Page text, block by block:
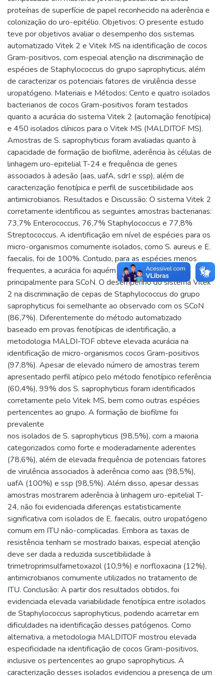
proteínas de superfície de papel reconhecido na aderência e
colonização do uro-epitélio. Objetivos: O presente estudo
teve por objetivos avaliar o desempenho dos sistemas
automatizado Vitek 2 e Vitek MS na identificação de cocos
Gram-positivos, com especial atenção na discriminação de
espécies de Staphylococcus do grupo saprophyticus, além
de caracterizar os potenciais fatores de virulência desse
uropatógeno. Materiais e Métodos: Cento e quatro isolados
bacterianos de cocos Gram-positivos foram testados
quanto a acurácia do sistema Vitek 2 (automação fenotípica)
e 450 isolados clínicos para o Vitek MS (MALDITOF MS).
Amostras de S. saprophyticus foram avaliadas quanto à
capacidade de formação de biofilme, aderência às células de
linhagem uro-epitelial T-24 e frequência de genes
associados à adesão (aas, uafA, sdrI e ssp), além de
caracterização fenotípica e perfil de suscetibilidade aos
antimicrobianos. Resultados e Discussão: O sistema Vitek 2
corretamente identificou as seguintes amostras bacterianas:
73,7% Enterococcus, 76,7% Staphylococcus e 77,8%
Streptococcus. A identificação em nível de espécies para os
micro-organismos comumente isolados, como S. aureus e E.
faecalis, foi de 100%. Contudo, para as espécies menos
frequentes, a acurácia foi aquém do recomendado,
principalmente para SCoN. O desempenho do sistema Vitek
2 na discriminação de cepas de Staphylococcus do grupo
saprophyticus foi semelhante ao observado com os SCoN
(86,7%). Diferentemente do método automatizado
baseado em provas fenotípicas de identificação, a
metodologia MALDI-TOF obteve elevada acurácia na
identificação de micro-organismos cocos Gram-positivos
(97,8%). Apesar de elevado número de amostras terem
apresentado perfil atípico pelo método fenotípico referência
(60,4%), 99% dos S. saprophyticus foram identificados
corretamente pelo Vitek MS, bem como outras espécies
pertencentes ao grupo. A formação de biofilme foi
prevalente
nos isolados de S. saprophyticus (98,5%), com a maioria
categorizados como forte e moderadamente aderentes
(78,6%), além de elevada frequência de potenciais fatores
de virulência associados à aderência como aas (98,5%),
uafA (100%) e ssp (98,5%). Além disso, apesar dessas
amostras mostrarem aderência à linhagem uro-epitelial T-
24, não foi evidenciada diferenças estatisticamente
significativa com isolados de E. faecalis, outro uropatógeno
comum em ITU não-complicadas. Embora as taxas de
resistência tenham se mostrado baixas, especial atenção
deve ser dada a reduzida suscetibilidade à
trimetroprimsulfametoxazol (10,9%) e norfloxacina (12%),
antimicrobianos comumente utilizados no tratamento de
ITU. Conclusão: A partir dos resultados obtidos, foi
evidenciada elevada variabilidade fenotípica entre isolados
de Staphylococcus saprophyticus, podendo acarretar em
dificuldades na identificação desses patógenos. Como
alternativa, a metodologia MALDITOF mostrou elevada
especificidade na identificação de cocos Gram-positivos,
inclusive os pertencentes ao grupo saprophyticus. A
caracterização desses isolados evidenciou a presença de um